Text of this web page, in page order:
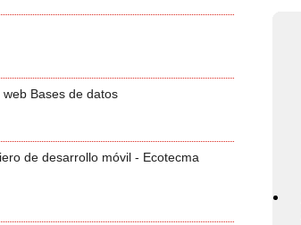
Bases de datos
de desarrollo móvil - Ecotecma